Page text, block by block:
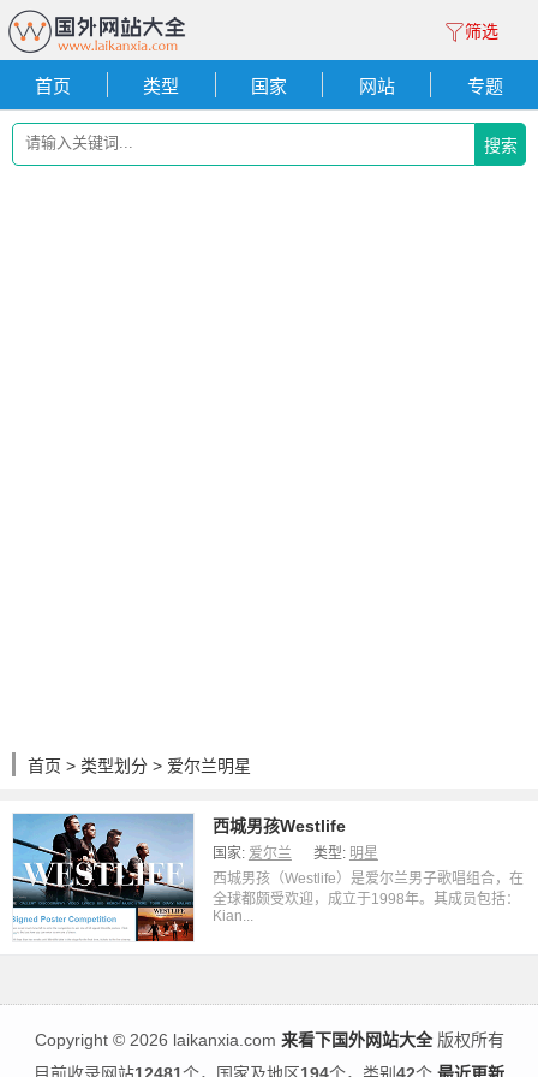
筛选
首页 类型 国家 网站 专题
搜索
首页 > 类型划分 > 爱尔兰明星
西城男孩Westlife
国家: 爱尔兰 类型: 明星
西城男孩（Westlife）是爱尔兰男子歌唱组合，在
全球都颇受欢迎，成立于1998年。其成员包括：
Kian...
Copyright ©2026 laikanxia.com 来看下国外网站大全版权所有